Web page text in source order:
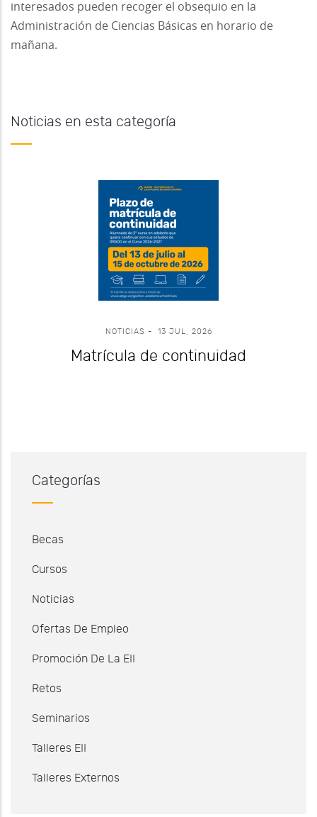
interesados pueden recoger el obsequio en la
Administración de Ciencias Básicas en horario de
mañana.
Noticias en esta categoría
NOTICIAS - 13 JUL, 2026
Matrícula de continuidad
Categorías
Becas
Cursos
Noticias
Ofertas De Empleo
Promoción De La EII
Retos
Seminarios
Talleres EII
Talleres Externos